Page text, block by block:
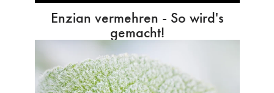
Enzian vermehren - So wird's
gemacht!